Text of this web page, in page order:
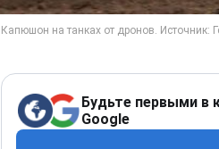
Будьте первыми в
Google